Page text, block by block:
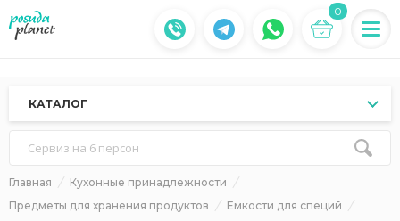
0
КАТАЛОГ
Сервиз на 6 персон
Главная
Кухонные принадлежности
Предметы для хранения продуктов
Емкости для специй